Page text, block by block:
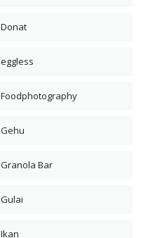
Donat
eggless
Foodphotography
Gehu
Granola Bar
Gulai
Ikan